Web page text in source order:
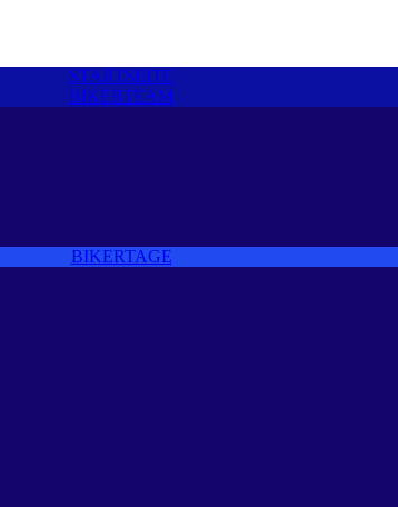
STARTSEITE
BIKERTEAM
BIKERTAGE